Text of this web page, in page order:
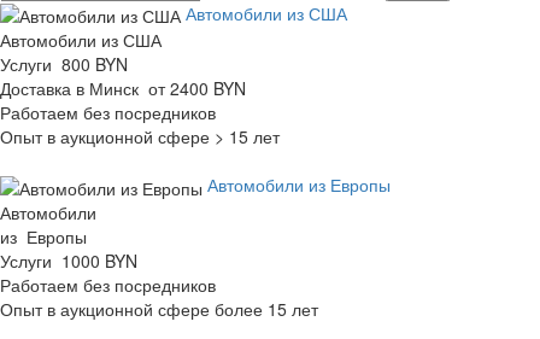
Автомобили из США
Автомобили из США
Услуги 800 BYN
Доставка в Минск от 2400 BYN
Работаем без посредников
Опыт в аукционной сфере > 15 лет
Автомобили из Европы
Автомобили
из Европы
Услуги 1000 BYN
Работаем без посредников
Опыт в аукционной сфере более 15 лет